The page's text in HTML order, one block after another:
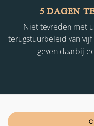
5 DAGEN
Niet tevreden met
terugstuurbeleid van
geven daarbij